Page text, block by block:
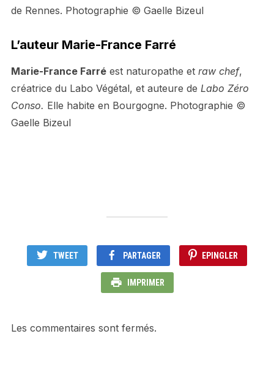
de Rennes. Photographie © Gaelle Bizeul
L’auteur Marie-France Farré
Marie-France Farréest naturopathe et raw chef,
créatrice du Labo Végétal, et auteure de Labo Zéro
Conso. Elle habite en Bourgogne. Photographie ©
Gaelle Bizeul
TWEET PARTAGER EPINGLER
IMPRIMER
Les commentaires sont fermés.